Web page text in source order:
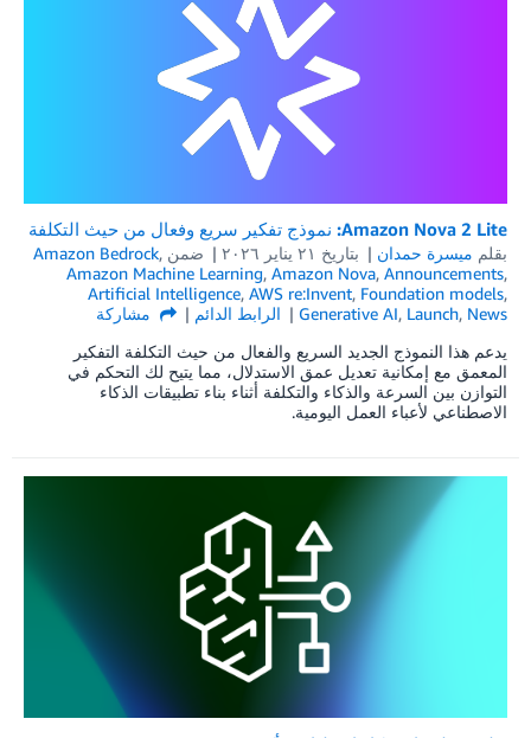
Amazon Nova 2 Lite: نموذج تفكير سريع وفعال من حيث التكلفة
بقلم ميسرة حمدان بتاريخ ۲۱ يناير ۲۰۲٦ ضمن Amazon Bedrock,
Amazon Machine Learning, Amazon Nova, Announcements,
Artificial Intelligence, AWS re:Invent, Foundation models,
Generative AI, Launch, News الرابط الدائم
مشاركة
يدعم هذا النموذج الجديد السريع والفعال من حيث التكلفة التفكير
المعمق مع إمكانية تعديل عمق الاستدلال، مما يتيح لك التحكم في
التوازن بين السرعة والذكاء والتكلفة أثناء بناء تطبيقات الذكاء
الاصطناعي لأعباء العمل اليومية.